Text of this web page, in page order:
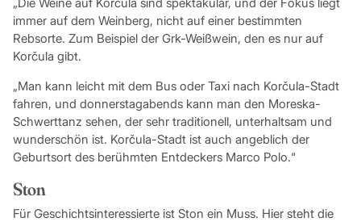
immer auf dem Weinberg, nicht auf einer bestimmten
Rebsorte. Zum Beispiel der Grk-Weißwein, den es nur auf
Korčula gibt.
„Man kann leicht mit dem Bus oder Taxi nach Korčula-Stadt
fahren, und donnerstagabends kann man den Moreska-
Schwerttanz sehen, der sehr traditionell, unterhaltsam und
wunderschön ist. Korčula-Stadt ist auch angeblich der
Geburtsort des berühmten Entdeckers Marco Polo.“
Ston
Für Geschichtsinteressierte ist Ston ein Muss. Hier steht die